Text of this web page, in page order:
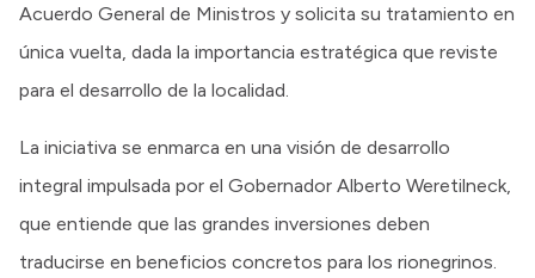
Acuerdo General de Ministros y solicita su tratamiento en
única vuelta, dada la importancia estratégica que reviste
para el desarrollo de la localidad.
La iniciativa se enmarca en una visión de desarrollo
integral impulsada por el Gobernador Alberto Weretilneck,
que entiende que las grandes inversiones deben
traducirse en beneficios concretos para los rionegrinos.